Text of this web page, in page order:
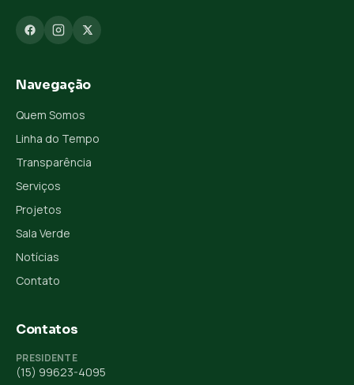
Navegação
Quem Somos
Linha do Tempo
Transparência
Serviços
Projetos
Sala Verde
Notícias
Contato
Contatos
PRESIDENTE
(15) 99623-4095